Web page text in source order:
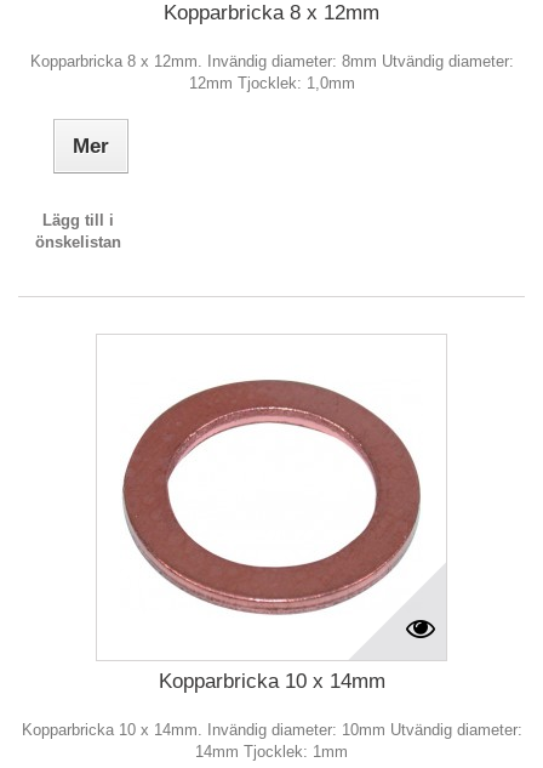
Kopparbricka 8 x 12mm
Kopparbricka 8 x 12mm. Invändig diameter: 8mm Utvändig diameter:
12mm Tjocklek: 1,0mm
Mer
Lägg till i
önskelistan
Kopparbricka 10 x 14mm
Kopparbricka 10 x 14mm. Invändig diameter: 10mm Utvändig diameter:
14mm Tjocklek: 1mm